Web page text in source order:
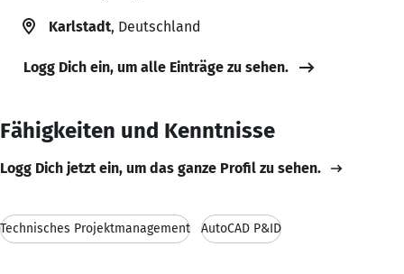
Karlstadt, Deutschland
Logg Dich ein, um alle Einträge zu sehen.
Fähigkeiten und Kenntnisse
Logg Dich jetzt ein, um das ganze Profil zu sehen.
Technisches Projektmanagement AutoCAD P&ID